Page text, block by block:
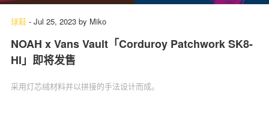
球鞋 - Jul 25, 2023 by Miko
NOAH x Vans Vault「Corduroy Patchwork SK8-
HI」即将发售
采用灯芯绒材料并以拼接的手法设计而成。